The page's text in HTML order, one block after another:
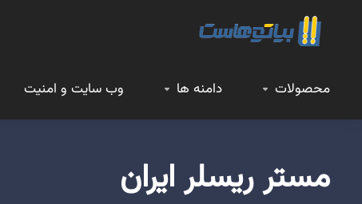
محصولات دامنه ها وب سایت و امنیت
مستر ریسلر ایران